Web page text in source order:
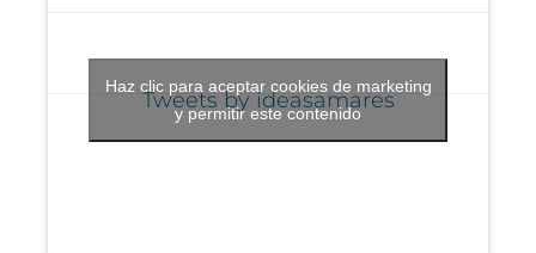
Tweets by ideasamares
Haz clic para aceptar cookies de marketing
y permitir este contenido